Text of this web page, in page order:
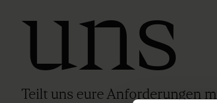
uns
Teilt uns eure Anforderungen